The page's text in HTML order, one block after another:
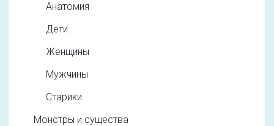
Анатомия
Дети
Женщины
Мужчины
Старики
Монстры и существа